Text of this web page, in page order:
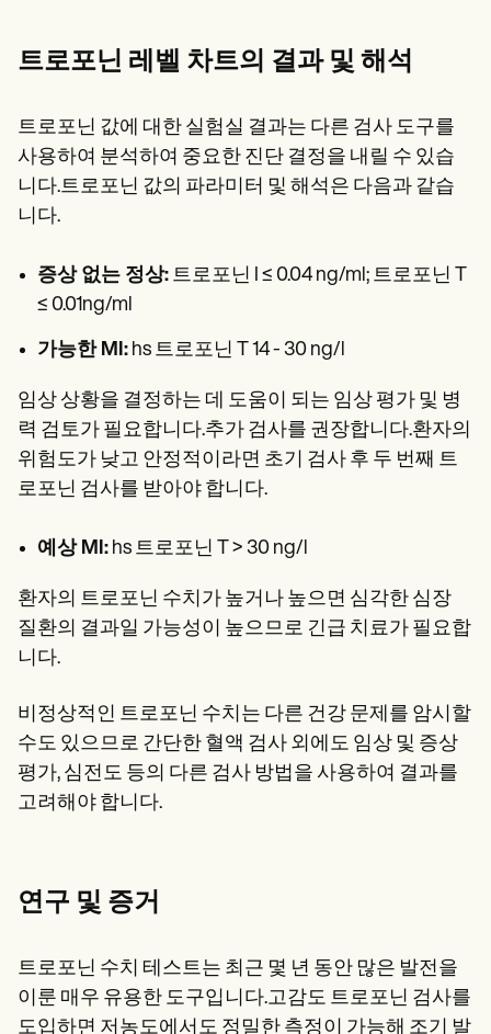
트로포닌 레벨 차트의 결과 및 해석
트로포닌 값에 대한 실험실 결과는 다른 검사 도구를
사용하여 분석하여 중요한 진단 결정을 내릴 수 있습
니다.트로포닌 값의 파라미터 및 해석은 다음과 같습
니다.
증상 없는 정상: 트로포닌 I ≤ 0.04 ng/ml; 트로포닌 T
≤ 0.01ng/ml
가능한 MI: hs 트로포닌 T 14 - 30 ng/l
임상 상황을 결정하는 데 도움이 되는 임상 평가 및 병
력 검토가 필요합니다.추가 검사를 권장합니다.환자의
위험도가 낮고 안정적이라면 초기 검사 후 두 번째 트
로포닌 검사를 받아야 합니다.
예상 MI: hs 트로포닌 T > 30 ng/l
환자의 트로포닌 수치가 높거나 높으면 심각한 심장
질환의 결과일 가능성이 높으므로 긴급 치료가 필요합
니다.
비정상적인 트로포닌 수치는 다른 건강 문제를 암시할
수도 있으므로 간단한 혈액 검사 외에도 임상 및 증상
평가, 심전도 등의 다른 검사 방법을 사용하여 결과를
고려해야 합니다.
연구 및 증거
트로포닌 수치 테스트는 최근 몇 년 동안 많은 발전을
이룬 매우 유용한 도구입니다.고감도 트로포닌 검사를
도입하면 저농도에서도 정밀한 측정이 가능해 조기 발